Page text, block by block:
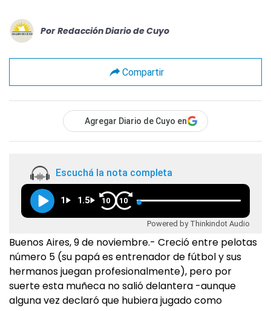
Por Redacción Diario de Cuyo
Compartir
Agregar Diario de Cuyo en
Escuchá la nota completa
1 1.5 10 10
Powered by Thinkindot Audio
Buenos Aires, 9 de noviembre.- Creció entre pelotas
número 5 (su papá es entrenador de fútbol y sus
hermanos juegan profesionalmente), pero por
suerte esta muñeca no salió delantera -aunque
alguna vez declaró que hubiera jugado como